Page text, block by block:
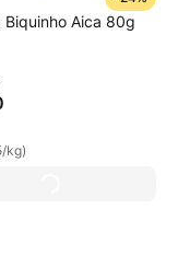
Biquinho Aica 80g
/kg)